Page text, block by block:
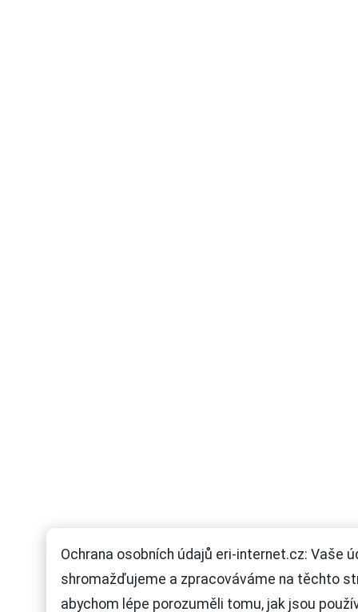
Ochrana osobních údajů eri-internet.cz: Vaše
shromažďujeme a zpracováváme na těchto
abychom lépe porozuměli tomu, jak jsou